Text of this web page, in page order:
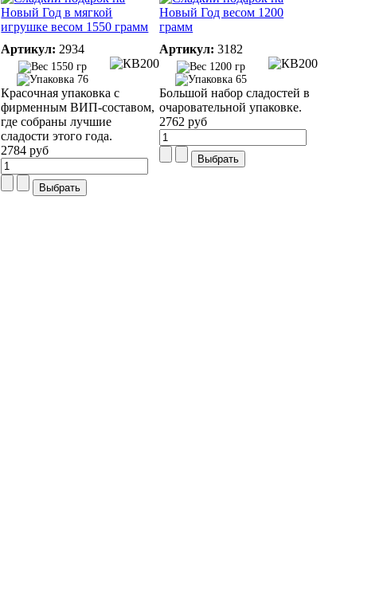
Артикул: 2934
1550 гр
76
Красочная упаковка с
фирменным ВИП-составом,
где собраны лучшие
сладости этого года.
2784 руб
Артикул: 3182
1200 гр
65
Большой набор сладостей в
очаровательной упаковке.
2762 руб